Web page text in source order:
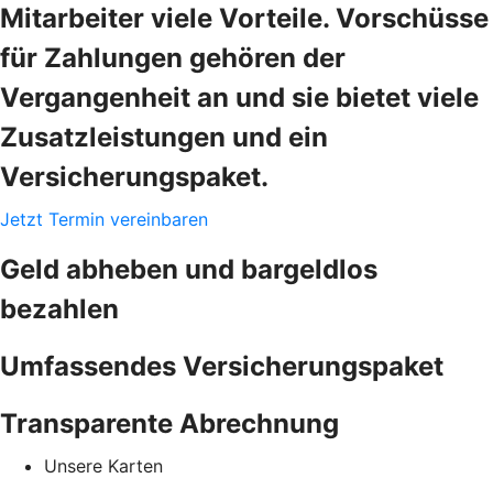
Mitarbeiter viele Vorteile. Vorschüsse
für Zahlungen gehören der
Vergangenheit an und sie bietet viele
Zusatzleistungen und ein
Versicherungspaket.
Jetzt Termin vereinbaren
Geld abheben und bargeldlos
bezahlen
Umfassendes Versicherungspaket
Transparente Abrechnung
Unsere Karten